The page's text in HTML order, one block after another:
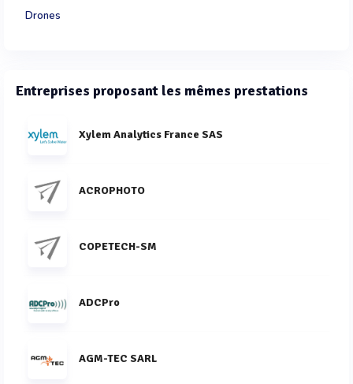
Drones
Entreprises proposant les mêmes prestations
Xylem Analytics France SAS
ACROPHOTO
COPETECH-SM
ADCPro
AGM-TEC SARL